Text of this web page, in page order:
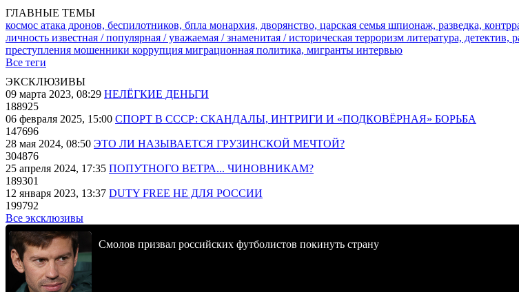
ГЛАВНЫЕ ТЕМЫ
космос атака дронов, беспилотников, бпла монархия, дворянство, царская семья шпионаж, разведка,
личность известная / популярная / уважаемая / знаменитая / историческая терроризм литература, детектив,
преступления мошенники коррупция миграционная политика, мигранты интервью
Все теги
ЭКСКЛЮЗИВЫ
09 марта 2023, 08:29 НЕЛЁГКИЕ ДЕНЬГИ
188925
06 февраля 2025, 15:00 СПОРТ В СССР: СКАНДАЛЫ, ИНТРИГИ И «ПОДКОВЁРНАЯ» БОРЬБА
147696
28 мая 2024, 08:50 ЭТО ЛИ НАЗЫВАЕТСЯ ГРУЗИНСКОЙ МЕЧТОЙ?
304876
25 апреля 2024, 17:35 ПОПУТНОГО ВЕТРА... ЧИНОВНИКАМ?
189301
12 января 2023, 13:37 DUTY FREE НЕ ДЛЯ РОССИИ
199792
Все эксклюзивы
Смолов призвал российских футболистов покинуть страну